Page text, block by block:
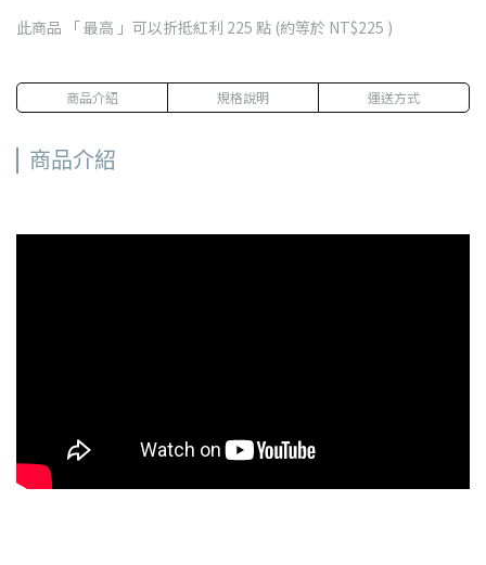
此商品 「 最高 」可以折抵紅利 225 點 (約等於 NT$225 )
商品介紹 規格說明 運送方式
商品介紹